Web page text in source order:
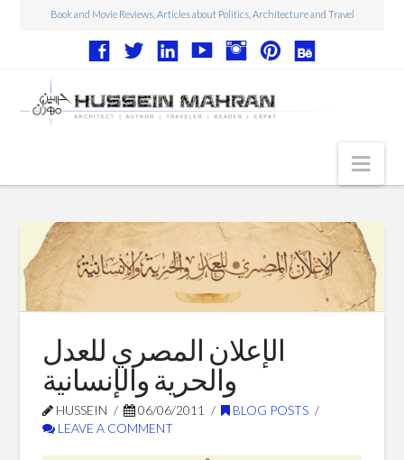
Book and Movie Reviews, Articles about Politics, Architecture and Travel
Book Reviews
Movie Reviews
Web Design
Photography
Blog Posts
الإعلان المصري للعدل
والحرية والإنسانية
HUSSEIN 06/06/2011
BLOG POSTS
LEAVE A COMMENT